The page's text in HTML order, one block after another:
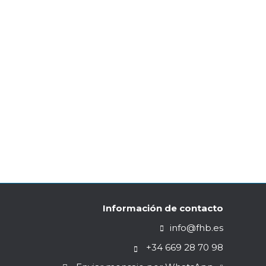
Información de contacto
info@fhb.es
+34 669 28 70 98